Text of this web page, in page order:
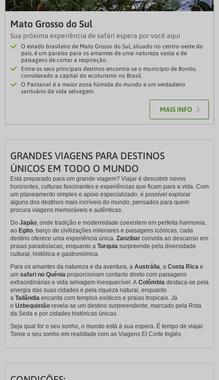
Mato Grosso do Sul
Sua próxima experiência de safári espera por você aqui
O estado brasileiro de Mato Grosso do Sul, situado no centro-oeste do
país, é um paraíso para os amantes de uma natureza vasta e de
paisagens de cortar a respiração.
Entre os seus principais destinos encontra-se o município de Bonito,
considerado a capital do ecoturismo no Brasil.
O Pantanal é a maior zona húmida do mundo e um verdadeiro
santuário da vida selvagem.
MAIS INFO
GRANDES VIAGENS PARA DESTINOS
ÚNICOS EM TODO O MUNDO
Está preparado para um grande viagem? Viajar é descobrir novos
horizontes, culturas fascinantes e experiências que ficam para a vida. Com
um planeamento simples e apoio especializado, é possível explorar
alguns dos destinos mais incríveis do mundo, pensados para quem
procura viagens memoráveis e autênticas.
Do Japão, onde tradição e modernidade coexistem em perfeita harmonia,
ao Egito, berço de civilizações milenares e paisagens icónicas, cada
destino oferece uma experiência única. Zanzibar convida ao descanso em
praias paradisíacas, enquanto a Turquia surpreende pela diversidade
cultural, histórica e gastronómica.
Para os amantes da natureza e da aventura, a Austrália, a Costa Rica e
um safari no Quénia proporcionam contacto direto com paisagens
extraordinárias e vida selvagem inesquecível. A Colômbia destaca‑se pela
energia das suas cidades e pela riqueza natural, enquanto
a Tailândia encanta com templos exóticos e praias tropicais. Já
o Uzbequistão revela‑se um destino surpreendente, marcado pela Rota
da Seda e por cidades históricas únicas.
Seja qual for o seu sonho, o mundo está à sua espera. É tempo de viajar.
Torne o seu sonho em realidade com as Viagens El Corte Inglés.